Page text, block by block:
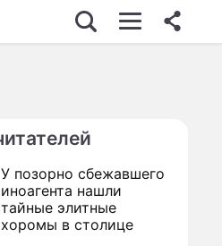
У позорно сбежавшего
иноагента нашли
тайные элитные
хоромы в столице